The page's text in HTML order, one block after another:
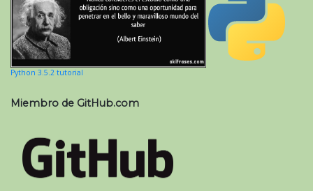
Python 3.5.2 tutorial
Miembro de GitHub.com